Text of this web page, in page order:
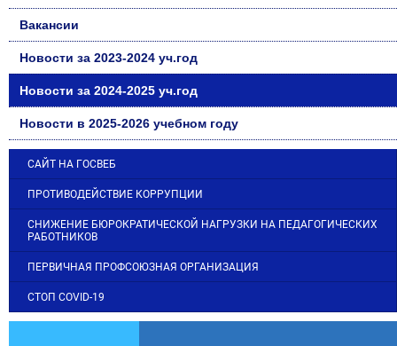
Вакансии
Новости за 2023-2024 уч.год
Новости за 2024-2025 уч.год
Новости в 2025-2026 учебном году
САЙТ НА ГОСВЕБ
ПРОТИВОДЕЙСТВИЕ КОРРУПЦИИ
СНИЖЕНИЕ БЮРОКРАТИЧЕСКОЙ НАГРУЗКИ НА ПЕДАГОГИЧЕСКИХ
РАБОТНИКОВ
ПЕРВИЧНАЯ ПРОФСОЮЗНАЯ ОРГАНИЗАЦИЯ
СТОП COVID-19